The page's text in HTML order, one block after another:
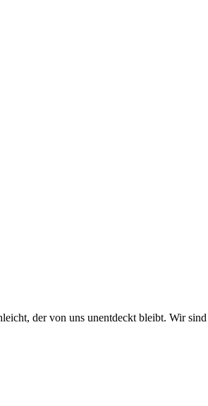
der von uns unentdeckt bleibt. Wir